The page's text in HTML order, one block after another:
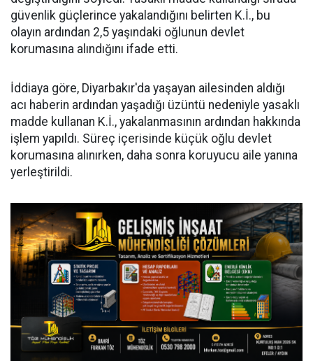
güvenlik güçlerince yakalandığını belirten K.İ., bu
olayın ardından 2,5 yaşındaki oğlunun devlet
korumasına alındığını ifade etti.
İddiaya göre, Diyarbakır'da yaşayan ailesinden aldığı
acı haberin ardından yaşadığı üzüntü nedeniyle yasaklı
madde kullanan K.İ., yakalanmasının ardından hakkında
işlem yapıldı. Süreç içerisinde küçük oğlu devlet
korumasına alınırken, daha sonra koruyucu aile yanına
yerleştirildi.